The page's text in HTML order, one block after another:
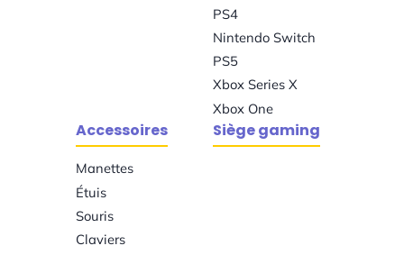
PS4
Nintendo Switch
PS5
Xbox Series X
Xbox One
Accessoires
Manettes
Étuis
Souris
Claviers
Siège gaming